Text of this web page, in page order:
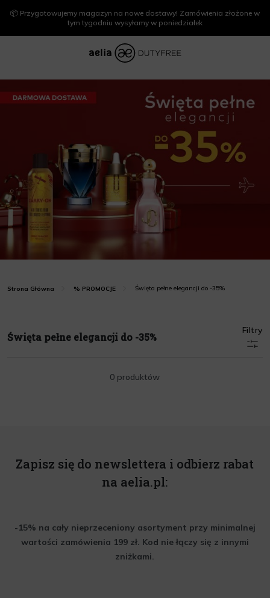
📦 Przygotowujemy magazyn na nowe dostawy! Zamówienia złożone w
tym tygodniu wysyłamy w poniedziałek
Strona Główna % PROMOCJE Święta pełne elegancji do -35%
Święta pełne elegancji do -35%
Filtry
0 produktów
Zapisz się do newslettera i odbierz rabat
na aelia.pl:
-15% na cały nieprzeceniony asortyment przy minimalnej
wartości zamówienia 199 zł. Kod nie łączy się z innymi
zniżkami.